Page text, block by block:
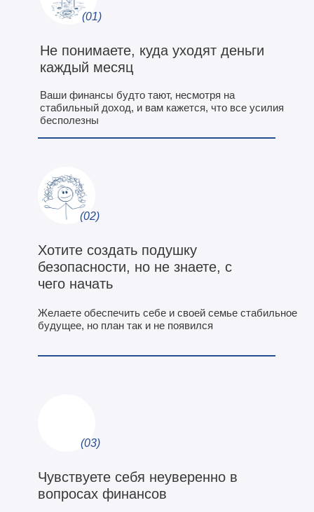
Не понимаете, куда уходят деньги
каждый месяц
Ваши финансы будто тают, несмотря на
стабильный доход, и вам кажется, что все усилия
бесполезны
Хотите создать подушку
безопасности, но не знаете, с
чего начать
Желаете обеспечить себе и своей семье стабильное
будущее, но план так и не появился
Чувствуете себя неуверенно в
вопросах финансов
(01)
(02)
(03)